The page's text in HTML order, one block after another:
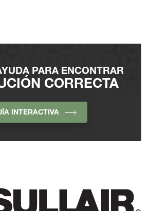
PARA ENCONTRAR
CORRECTA
INTERACTIVA